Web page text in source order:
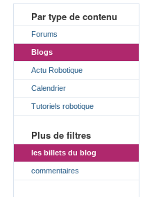
Par type de contenu
Forums
Blogs
Actu Robotique
Calendrier
Tutoriels robotique
Plus de filtres
les billets du blog
commentaires